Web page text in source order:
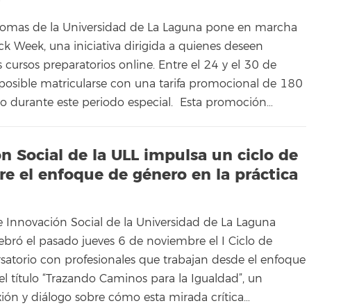
de la Universidad de La Laguna pone en marcha
Week, una iniciativa dirigida a quienes deseen
cursos preparatorios online. Entre el 24 y el 30 de
matricularse con una tarifa promocional de 180
durante este periodo especial. Esta promoción…
Social de la ULL impulsa un ciclo de
el enfoque de género en la práctica
Innovación Social de la Universidad de La Laguna
el pasado jueves 6 de noviembre el I Ciclo de
con profesionales que trabajan desde el enfoque
título “Trazando Caminos para la Igualdad”, un
y diálogo sobre cómo esta mirada crítica…